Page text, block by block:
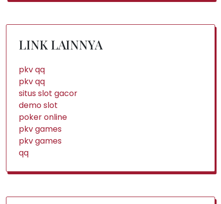
LINK LAINNYA
pkv qq
pkv qq
situs slot gacor
demo slot
poker online
pkv games
pkv games
qq